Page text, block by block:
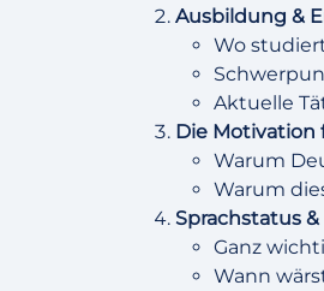
Ausbildung &
Wo
Aktuelle
Die Motivation
Warum
Warum
Sprachstatus &
Ganz
Wann